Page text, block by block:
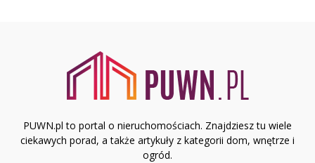
PUWN.pl to portal o nieruchomościach. Znajdziesz tu wiele
ciekawych porad, a także artykuły z kategorii dom, wnętrze i
ogród.